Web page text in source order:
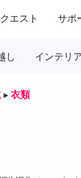
エスト サポ
し インテリ
▸ 衣類